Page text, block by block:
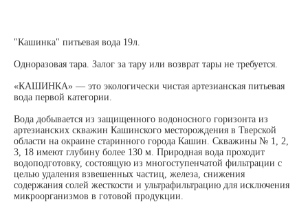
"Кашинка" питьевая вода 19л.
Одноразовая тара. Залог за тару или возврат тары не требуется.
«КАШИНКА» — это экологически чистая артезианская питьевая
вода первой категории.
Вода добывается из защищенного водоносного горизонта из
артезианских скважин Кашинского месторождения в Тверской
области на окраине старинного города Кашин. Скважины № 1, 2,
3, 18 имеют глубину более 130 м. Природная вода проходит
водоподготовку, состоящую из многоступенчатой фильтрации с
целью удаления взвешенных частиц, железа, снижения
содержания солей жесткости и ультрафильтрацию для исключения
микроорганизмов в готовой продукции.